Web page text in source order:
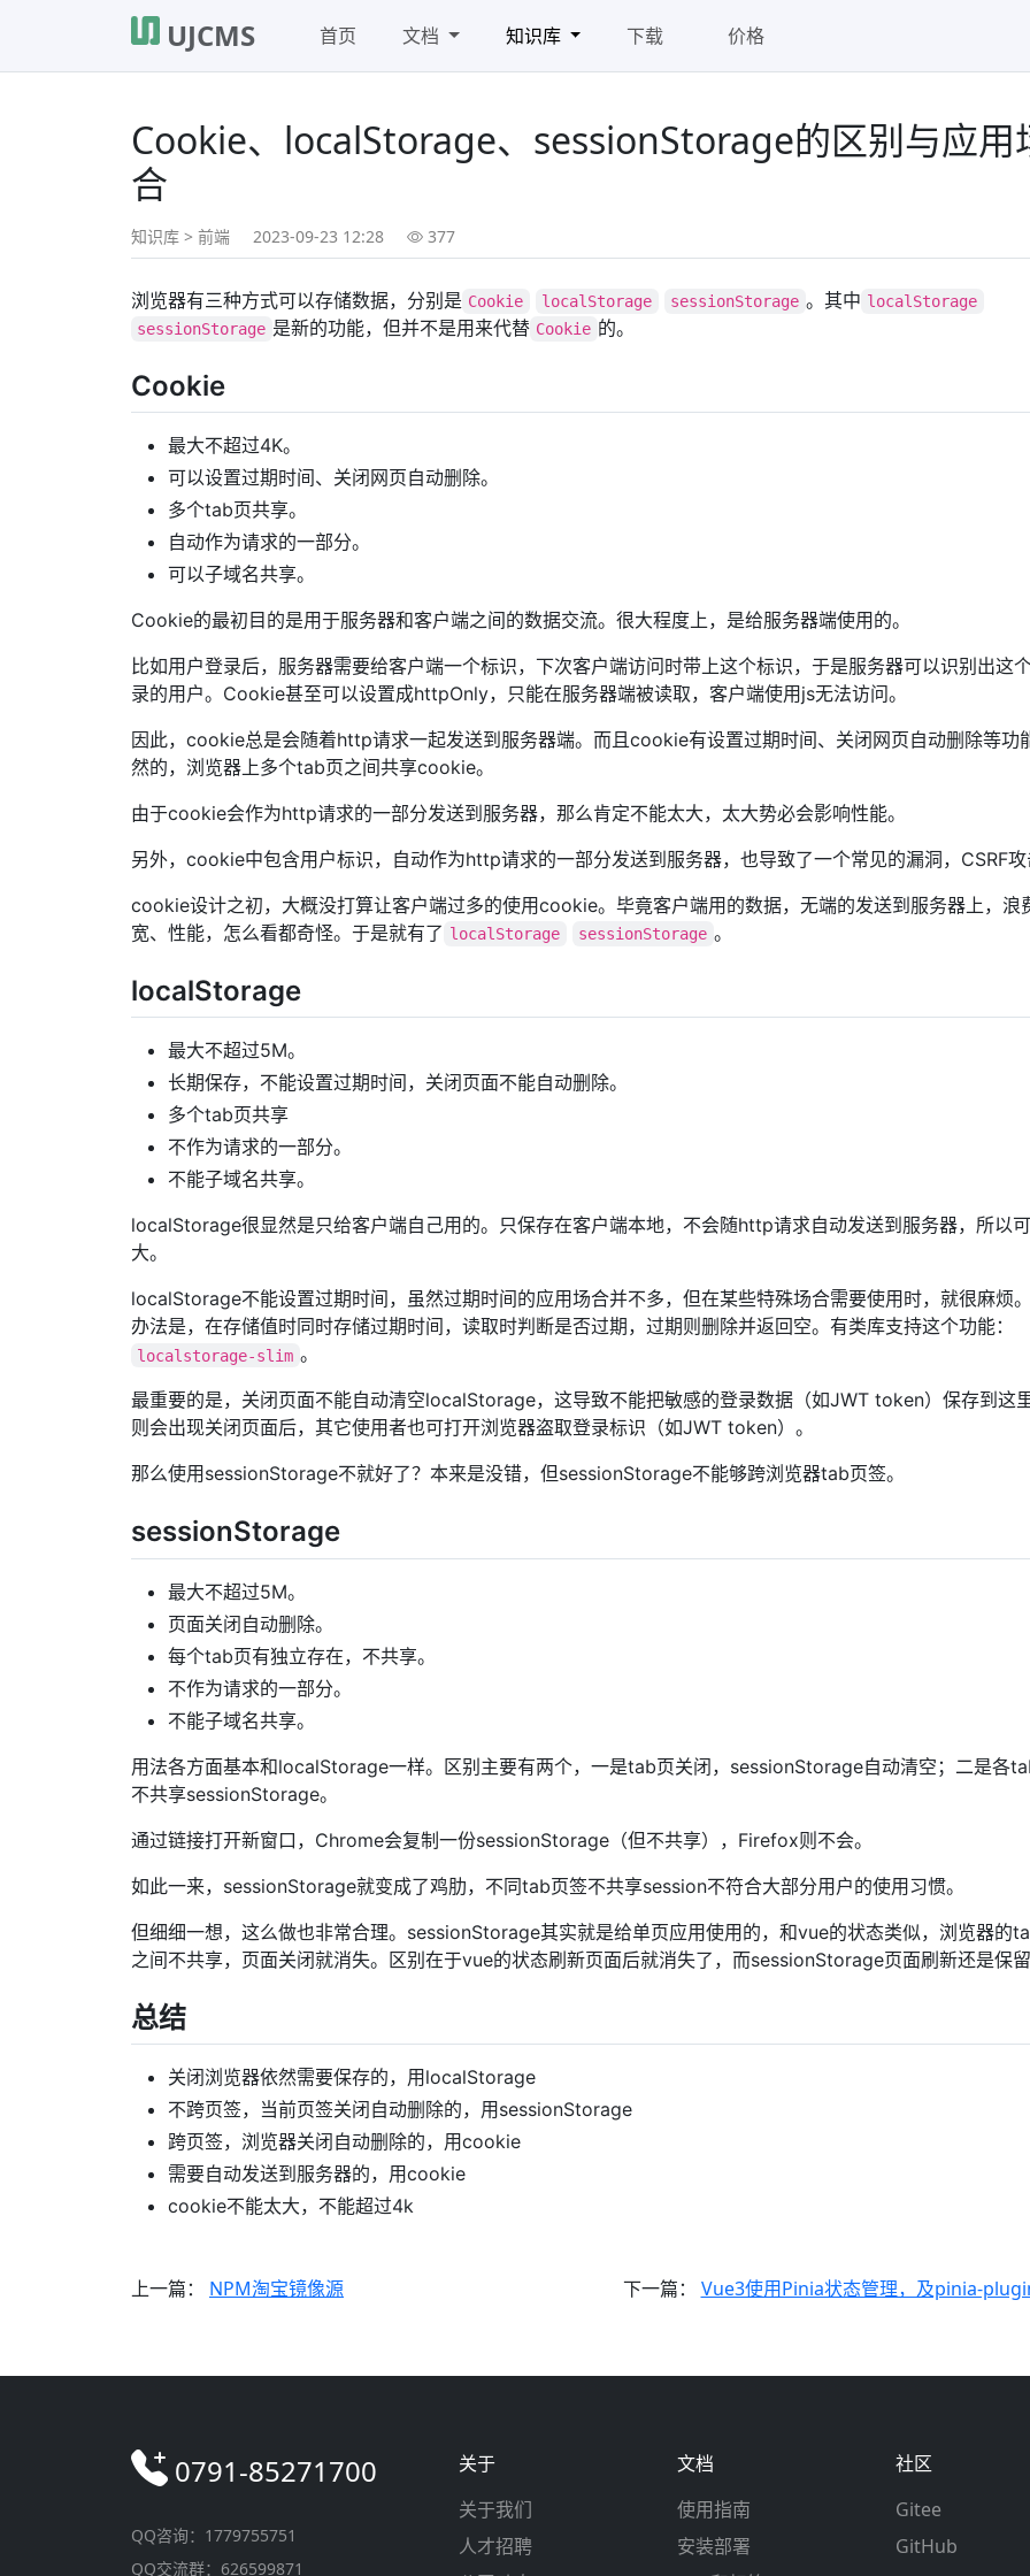
UJCMS 首页 文档 知识库 下载 价格
Cookie、localStorage、sessionStorage的区别与应用
合
知识库 > 前端 2023-09-23 12:28 377
浏览器有三种方式可以存储数据，分别是 Cookie localStorage sessionStorage 。其中 localStorage
sessionStorage 是新的功能，但并不是用来代替 Cookie 的。
Cookie
最大不超过4K。
可以设置过期时间、关闭网页自动删除。
多个tab页共享。
自动作为请求的一部分。
可以子域名共享。
Cookie的最初目的是用于服务器和客户端之间的数据交流。很大程度上，是给服务器端使用的。
比如用户登录后，服务器需要给客户端一个标识，下次客户端访问时带上这个标识，于是服务器可以识别出这
录的用户。Cookie甚至可以设置成httpOnly，只能在服务器端被读取，客户端使用js无法访问。
因此，cookie总是会随着http请求一起发送到服务器端。而且cookie有设置过期时间、关闭网页自动删除等功
然的，浏览器上多个tab页之间共享cookie。
由于cookie会作为http请求的一部分发送到服务器，那么肯定不能太大，太大势必会影响性能。
另外，cookie中包含用户标识，自动作为http请求的一部分发送到服务器，也导致了一个常见的漏洞，CSRF攻
cookie设计之初，大概没打算让客户端过多的使用cookie。毕竟客户端用的数据，无端的发送到服务器上，浪
宽、性能，怎么看都奇怪。于是就有了 localStorage sessionStorage 。
localStorage
最大不超过5M。
长期保存，不能设置过期时间，关闭页面不能自动删除。
多个tab页共享
不作为请求的一部分。
不能子域名共享。
localStorage很显然是只给客户端自己用的。只保存在客户端本地，不会随http请求自动发送到服务器，所以
大。
localStorage不能设置过期时间，虽然过期时间的应用场合并不多，但在某些特殊场合需要使用时，就很麻烦
办法是，在存储值时同时存储过期时间，读取时判断是否过期，过期则删除并返回空。有类库支持这个功能：
localstorage-slim 。
最重要的是，关闭页面不能自动清空localStorage，这导致不能把敏感的登录数据（如JWT token）保存到这
则会出现关闭页面后，其它使用者也可打开浏览器盗取登录标识（如JWT token）。
那么使用sessionStorage不就好了？本来是没错，但sessionStorage不能够跨浏览器tab页签。
sessionStorage
最大不超过5M。
页面关闭自动删除。
每个tab页有独立存在，不共享。
不作为请求的一部分。
不能子域名共享。
用法各方面基本和localStorage一样。区别主要有两个，一是tab页关闭，sessionStorage自动清空；二是各
不共享sessionStorage。
通过链接打开新窗口，Chrome会复制一份sessionStorage（但不共享），Firefox则不会。
如此一来，sessionStorage就变成了鸡肋，不同tab页签不共享session不符合大部分用户的使用习惯。
但细细一想，这么做也非常合理。sessionStorage其实就是给单页应用使用的，和vue的状态类似，浏览器的
之间不共享，页面关闭就消失。区别在于vue的状态刷新页面后就消失了，而sessionStorage页面刷新还是保留
总结
关闭浏览器依然需要保存的，用localStorage
不跨页签，当前页签关闭自动删除的，用sessionStorage
跨页签，浏览器关闭自动删除的，用cookie
需要自动发送到服务器的，用cookie
cookie不能太大，不能超过4k
上一篇： NPM淘宝镜像源 下一篇： Vue3使用Pinia状态管理，及pinia-plugin-persistedstate持
0791-85271700
QQ咨询：1779755751
QQ交流群：626599871
关于
关于我们
人才招聘
文档
使用指南
安装部署
社区
Gitee
GitHub